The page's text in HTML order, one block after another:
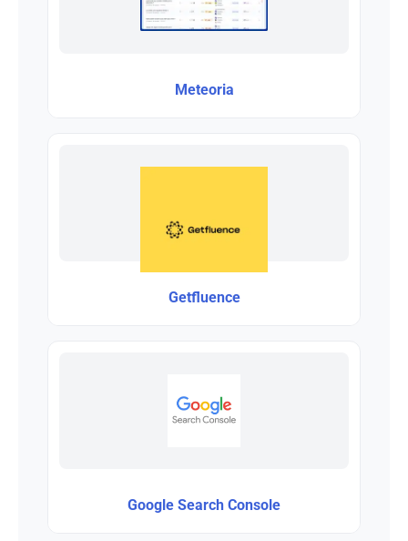
Meteoria
Getfluence
Google Search Console